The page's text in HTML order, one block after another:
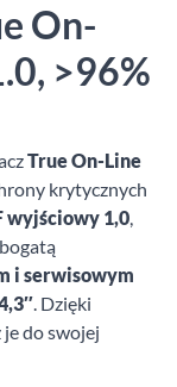
On-
>96%
True On-Line
krytycznych
wyjściowy 1,0,
i serwisowym
. Dzięki
je do swojej